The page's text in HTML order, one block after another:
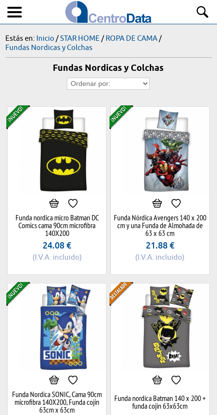
Estás en: Inicio /STAR HOME/ ROPA DE CAMA/
Fundas Nordicas y Colchas
Fundas Nordicas y Colchas
Funda nordica micro Batman DC
Comics cama 90cm microfibra
140X200
24.08€
(I.V.A. incluido)
Funda Nórdica Avengers 140 x 200
cm y una Funda de Almohada de
63 x 63 cm
21.88€
(I.V.A. incluido)
Funda Nordica SONIC, Cama 90cm
microfibra 140X200, Funda cojín
63cm x 63cm
Funda nordica Batman 140 x 200 +
funda cojin 63x63cm